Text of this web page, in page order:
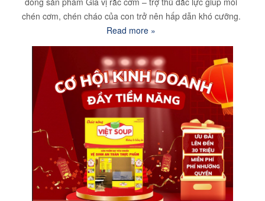
chén cơm, chén cháo của con trở nên hấp dẫn khó cưỡng.
Read more »